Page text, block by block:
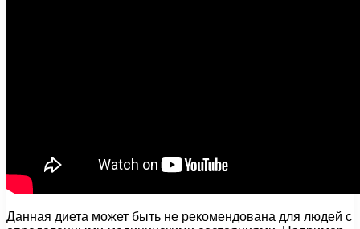
Данная диета может быть не рекомендована для людей с